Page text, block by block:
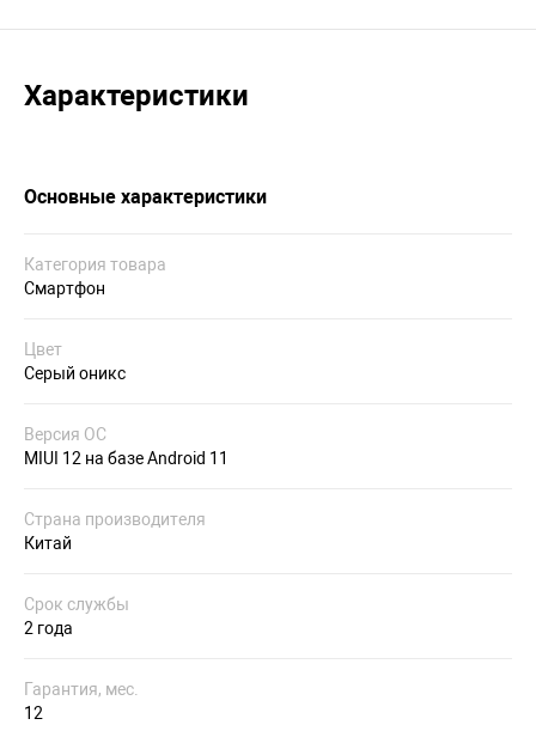
Характеристики
Основные характеристики
Категория товара
Смартфон
Цвет
Серый оникс
Версия ОС
MIUI 12 на базе Android 11
Страна производителя
Китай
Срок службы
2 года
Гарантия, мес.
12